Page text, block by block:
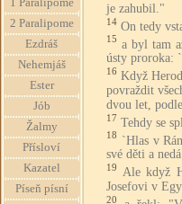
1 Paralipome
2 Paralipome
Ezdráš
Nehemjáš
Ester
Jób
Žalmy
Přísloví
Kazatel
Píseň písní
je zahubil."
14 On tedy
15 a byl tam
ústy proroka:
16 Když
povraždit
dvou let,
17 Tehdy se
18 `Hlas v
své děti a
19
Ale když
Josefovi v
20